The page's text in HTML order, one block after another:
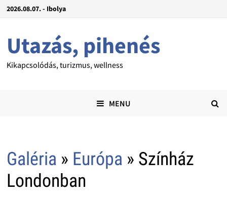
2026.08.07. - Ibolya
Utazás, pihenés
Kikapcsolódás, turizmus, wellness
MENU
Galéria » Európa » Színház
Londonban